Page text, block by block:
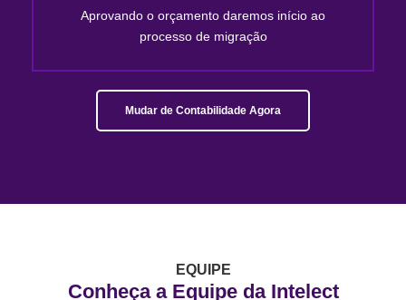
Aprovando o orçamento daremos início ao
processo de migração
Mudar de Contabilidade Agora
EQUIPE
Conheça a Equipe da Intelect